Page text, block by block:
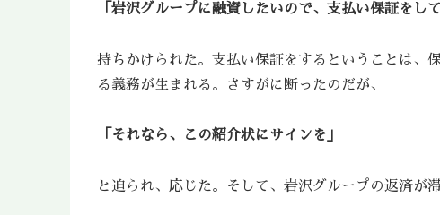
「岩沢グループに融資したいので、支払い保証をし
持ちかけられた。支払い保証をするということは、
る義務が生まれる。さすがに断ったのだが、
「それなら、この紹介状にサインを」
と迫られ、応じた。そして、岩沢グループの返済が滞